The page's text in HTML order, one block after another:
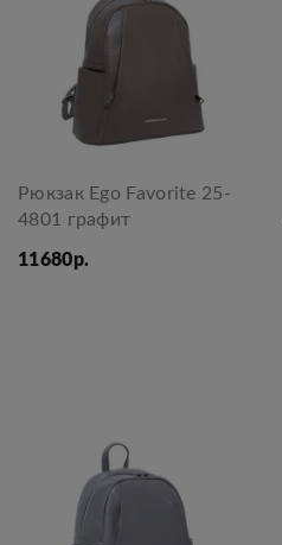
Рюкзак Ego Favorite 25-
4801 графит
11680р.